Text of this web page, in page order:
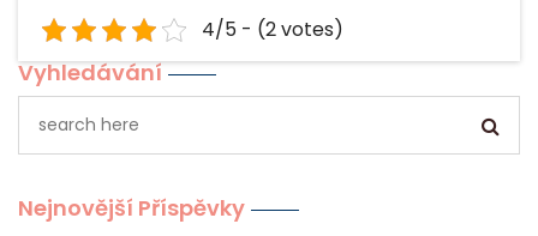
4/5 - (2 votes)
Vyhledávání
Nejnovější Příspěvky